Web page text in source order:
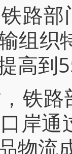
部
组织
高到
路
岸
物流